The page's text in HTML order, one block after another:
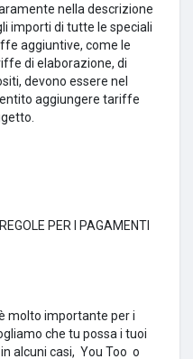
nella descrizione
importi di tutte le speciali
aggiuntive, come le
di elaborazione, di
devono essere nel
aggiungere tariffe
PAGAMENTI
molto importante per i
che tu possa i tuoi
alcuni casi, You Too o